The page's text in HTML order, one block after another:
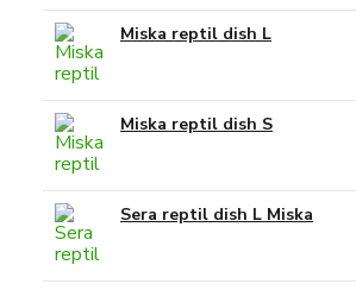
Miska reptil dish L
Miska reptil dish S
Sera reptil dish L Miska